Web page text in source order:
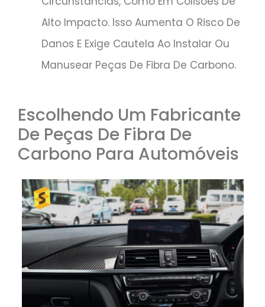
Alto Impacto. Isso Aumenta O Risco De
Danos E Exige Cautela Ao Instalar Ou
Manusear Peças De Fibra De Carbono.
Escolhendo Um Fabricante
De Peças De Fibra De
Carbono Para Automóveis